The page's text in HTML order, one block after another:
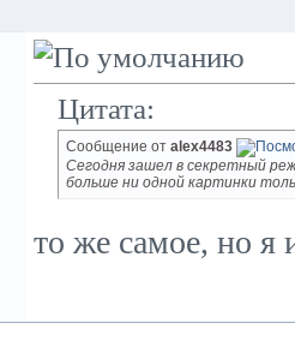
Цитата:
Сообщение от alex4483
Сегодня зашел в секретный
больше ни одной картинки
то же самое, но я